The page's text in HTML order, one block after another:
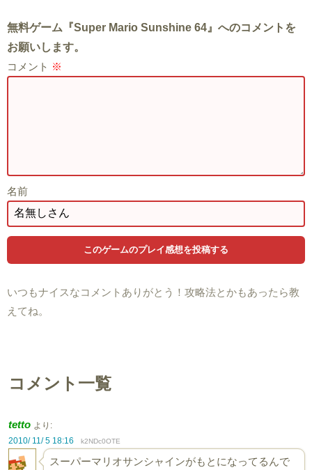
無料ゲーム『Super Mario Sunshine 64』へのコメントを
お願いします。
コメント ※
名前
いつもナイスなコメントありがとう！攻略法とかもあったら教
えてね。
コメント一覧
tetto より:
2010/ 11/ 5 18:16
k2NDc0OTE
スーパーマリオサンシャインがもとになってるんで